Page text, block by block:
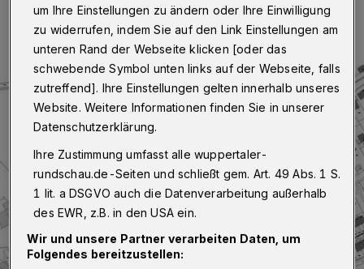
um Ihre Einstellungen zu ändern oder Ihre Einwilligung
zu widerrufen, indem Sie auf den Link Einstellungen am
unteren Rand der Webseite klicken [oder das
schwebende Symbol unten links auf der Webseite, falls
zutreffend]. Ihre Einstellungen gelten innerhalb unseres
Website. Weitere Informationen finden Sie in unserer
Datenschutzerklärung.
Ihre Zustimmung umfasst alle wuppertaler-
rundschau.de-Seiten und schließt gem. Art. 49 Abs. 1 S.
1 lit. a DSGVO auch die Datenverarbeitung außerhalb
des EWR, z.B. in den USA ein.
Wir und unsere Partner verarbeiten Daten, um
Folgendes bereitzustellen: